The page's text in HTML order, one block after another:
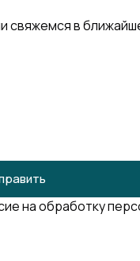
свяжемся в
на обработку